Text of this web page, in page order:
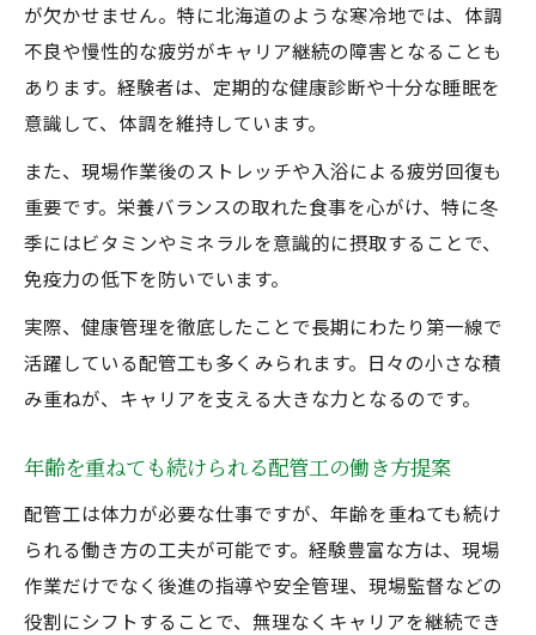
が欠かせません。特に北海道のような寒冷地では、体調
不良や慢性的な疲労がキャリア継続の障害となることも
あります。経験者は、定期的な健康診断や十分な睡眠を
意識して、体調を維持しています。
また、現場作業後のストレッチや入浴による疲労回復も
重要です。栄養バランスの取れた食事を心がけ、特に冬
季にはビタミンやミネラルを意識的に摂取することで、
免疫力の低下を防いでいます。
実際、健康管理を徹底したことで長期にわたり第一線で
活躍している配管工も多くみられます。日々の小さな積
み重ねが、キャリアを支える大きな力となるのです。
年齢を重ねても続けられる配管工の働き方提案
配管工は体力が必要な仕事ですが、年齢を重ねても続け
られる働き方の工夫が可能です。経験豊富な方は、現場
作業だけでなく後進の指導や安全管理、現場監督などの
役割にシフトすることで、無理なくキャリアを継続でき